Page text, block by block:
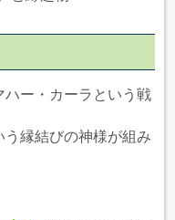
ハー・カーラという戦
う縁結びの神様が組み